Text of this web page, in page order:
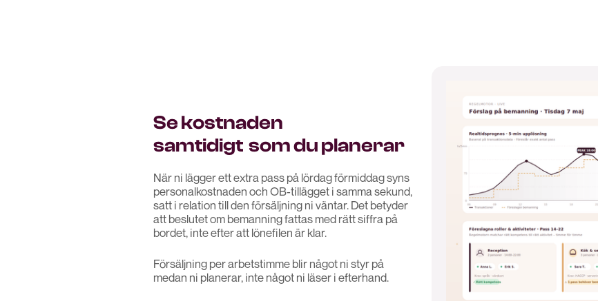
Se kostnaden
samtidigt som du planerar
När ni lägger ett extra pass på lördag förmiddag syns
personalkostnaden och OB-tillägget i samma sekund,
satt i relation till den försäljning ni väntar. Det betyder
att beslutet om bemanning fattas med rätt siffra på
bordet, inte efter att lönefilen är klar.
Försäljning per arbetstimme blir något ni styr på
medan ni planerar, inte något ni läser i efterhand.